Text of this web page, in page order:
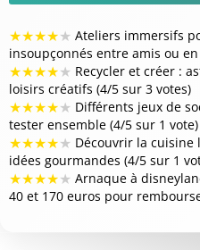
★★★★★ Ateliers immersifs
insoupçonnés entre amis ou
★★★★★ Recycler et créer :
loisirs créatifs (4/5 sur 3 votes)
★★★★★ Différents jeux de
tester ensemble (4/5 sur 1 vote)
★★★★★ Découvrir la cuisine
idées gourmandes (4/5 sur 1
★★★★★ Arnaque à
40 et 170 euros pour